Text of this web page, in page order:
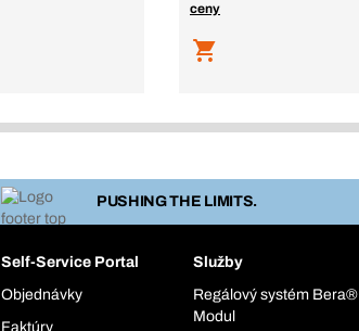
ceny
PUSHING THE LIMITS.
Self-Service Portal
Objednávky
Faktúry
Služby
Regálový systém Bera®
Modul